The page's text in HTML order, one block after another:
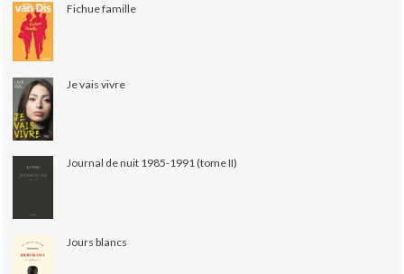
Fichue famille
Je vais vivre
Journal de nuit 1985-1991 (tome II)
Jours blancs